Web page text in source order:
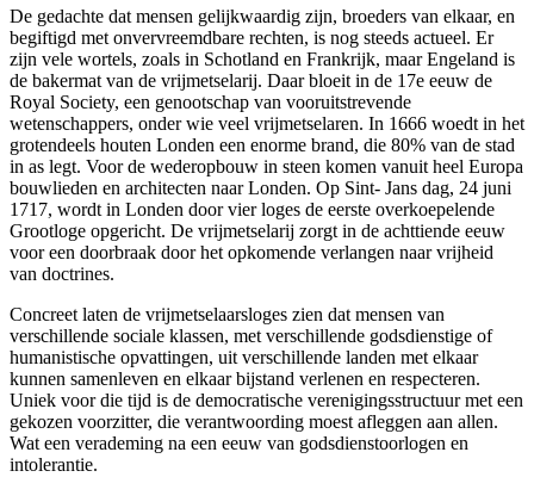
De gedachte dat mensen gelijkwaardig zijn, broeders van elkaar, en
begiftigd met onvervreemdbare rechten, is nog steeds actueel. Er
zijn vele wortels, zoals in Schotland en Frankrijk, maar Engeland is
de bakermat van de vrijmetselarij. Daar bloeit in de 17e eeuw de
Royal Society, een genootschap van vooruitstrevende
wetenschappers, onder wie veel vrijmetselaren. In 1666 woedt in het
grotendeels houten Londen een enorme brand, die 80% van de stad
in as legt. Voor de wederopbouw in steen komen vanuit heel Europa
bouwlieden en architecten naar Londen. Op Sint- Jans dag, 24 juni
1717, wordt in Londen door vier loges de eerste overkoepelende
Grootloge opgericht. De vrijmetselarij zorgt in de achttiende eeuw
voor een doorbraak door het opkomende verlangen naar vrijheid
van doctrines.
Concreet laten de vrijmetselaarsloges zien dat mensen van
verschillende sociale klassen, met verschillende godsdienstige of
humanistische opvattingen, uit verschillende landen met elkaar
kunnen samenleven en elkaar bijstand verlenen en respecteren.
Uniek voor die tijd is de democratische verenigingsstructuur met een
gekozen voorzitter, die verantwoording moest afleggen aan allen.
Wat een verademing na een eeuw van godsdienstoorlogen en
intolerantie.